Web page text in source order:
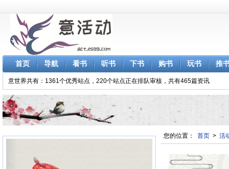
首页 导航 看书 听书 下书 购书 玩书 推
意世界共有：1361个优秀站点，220个站点正在排队审核，共有465篇资讯
您的位置： 首页 > 活